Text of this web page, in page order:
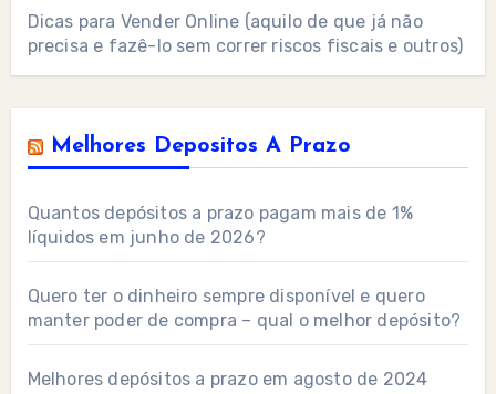
Dicas para Vender Online (aquilo de que já não
precisa e fazê-lo sem correr riscos fiscais e outros)
Melhores Depositos A Prazo
Quantos depósitos a prazo pagam mais de 1%
líquidos em junho de 2026?
Quero ter o dinheiro sempre disponível e quero
manter poder de compra – qual o melhor depósito?
Melhores depósitos a prazo em agosto de 2024